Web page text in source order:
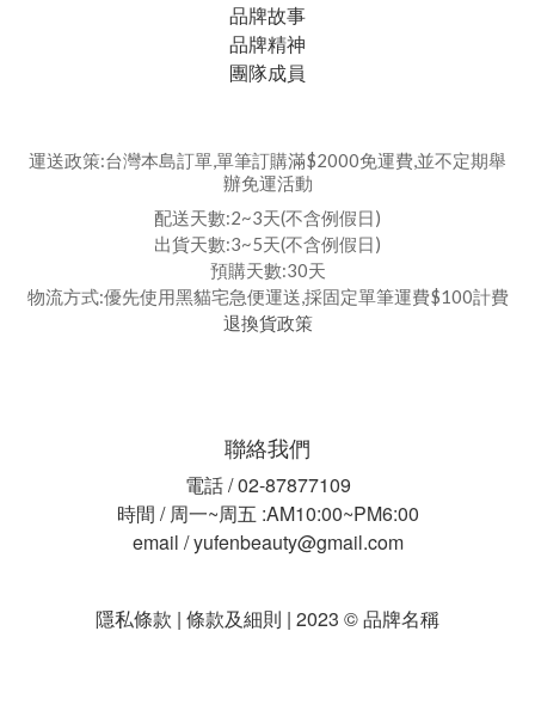
品牌故事
品牌精神
團隊成員
運送政策:台灣本島訂單,單筆訂購滿$2000免運費,並不定期舉
辦免運活動
配送天數:2~3天(不含例假日)
出貨天數:3~5天(不含例假日)
預購天數:30天
物流方式:優先使用黑貓宅急便運送,採固定單筆運費$100計費
退換貨政策
聯絡我們
電話 / 02-87877109
時間 / 周一~周五 :AM10:00~PM6:00
email / yufenbeauty@gmail.com
隱私條款 | 條款及細則 | 2023 © 品牌名稱